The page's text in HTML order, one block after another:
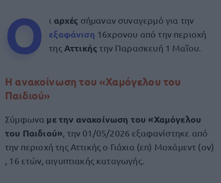
Ο ι αρχές σήμαναν συναγερμό για την
εξαφάνιση 16χρονου από την περιοχή
της Αττικής την Παρασκευή 1 Μαΐου.
Η ανακοίνωση του «Χαμόγελου του
Παιδιού»
Σύμφωνα με την ανακοίνωση του «Χαμόγελου
του Παιδιού» , την 01/05/2026 εξαφανίστηκε από
την περιοχή της Αττικής ο Γιάχια (επ) Μοχάμεντ (ον)
, 16 ετών, αιγυπτιακής καταγωγής.